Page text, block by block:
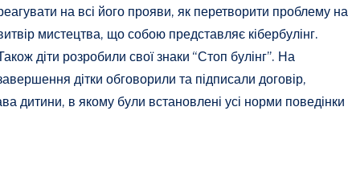
на всі його прояви, як перетворити проблему на
мистецтва, що собою представляє кібербулінг.
діти розробили свої знаки “Стоп булінг”. На
дітки обговорили та підписали договір,
дитини, в якому були встановлені усі норми поведінки